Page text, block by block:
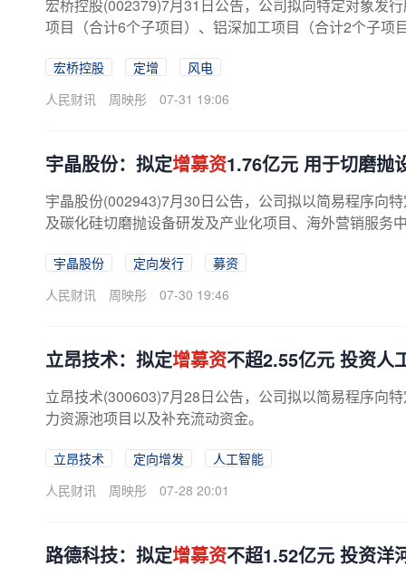
宏桥控股(002379)7月31日公告，公司拟向特定对象发
项目（合计6个子项目）、铝深加工项目（合计2个子项
宏桥控股 定增
风电
人民财讯
周映彤 07-31 19:06
宇晶股份：拟定增募资1.76亿元 用于切磨抛
宇晶股份(002943)7月30日公告，公司拟以简易程序向
及碳化硅切磨抛设备研发及产业化项目、海外营销服务
宇晶股份 定向发行
募资
人民财讯
周映彤 07-30 19:46
立昂技术：拟定增募资不超2.55亿元 投资人
立昂技术(300603)7月28日公告，公司拟以简易程序向
力资源池项目以及补充流动资金。
立昂技术 定向增发
人工智能
人民财讯
周映彤 07-28 20:01
路德科技：拟定增募资不超1.52亿元 投资洋